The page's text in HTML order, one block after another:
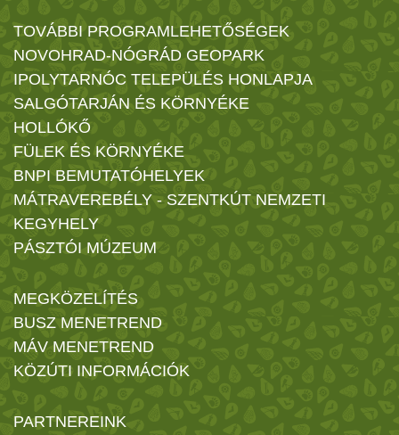
TOVÁBBI PROGRAMLEHETŐSÉGEK
NOVOHRAD-NÓGRÁD GEOPARK
IPOLYTARNÓC TELEPÜLÉS HONLAPJA
SALGÓTARJÁN ÉS KÖRNYÉKE
HOLLÓKŐ
FÜLEK ÉS KÖRNYÉKE
BNPI BEMUTATÓHELYEK
MÁTRAVEREBÉLY - SZENTKÚT NEMZETI
KEGYHELY
PÁSZTÓI MÚZEUM
MEGKÖZELÍTÉS
BUSZ MENETREND
MÁV MENETREND
KÖZÚTI INFORMÁCIÓK
PARTNEREINK